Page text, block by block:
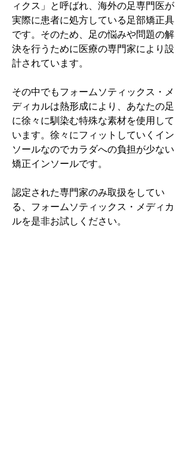
ィクス」と呼ばれ、海外の足専門医が
実際に患者に処方している足部矯正具
です。そのため、足の悩みや問題の解
決を行うために医療の専門家により設
計されています。
その中でもフォームソティックス・メ
ディカルは熱形成により、あなたの足
に徐々に馴染む特殊な素材を使用して
います。徐々にフィットしていくイン
ソールなのでカラダへの負担が少ない
矯正インソールです。
認定された専門家のみ取扱をしてい
る、フォームソティックス・メディカ
ルを是非お試しください。